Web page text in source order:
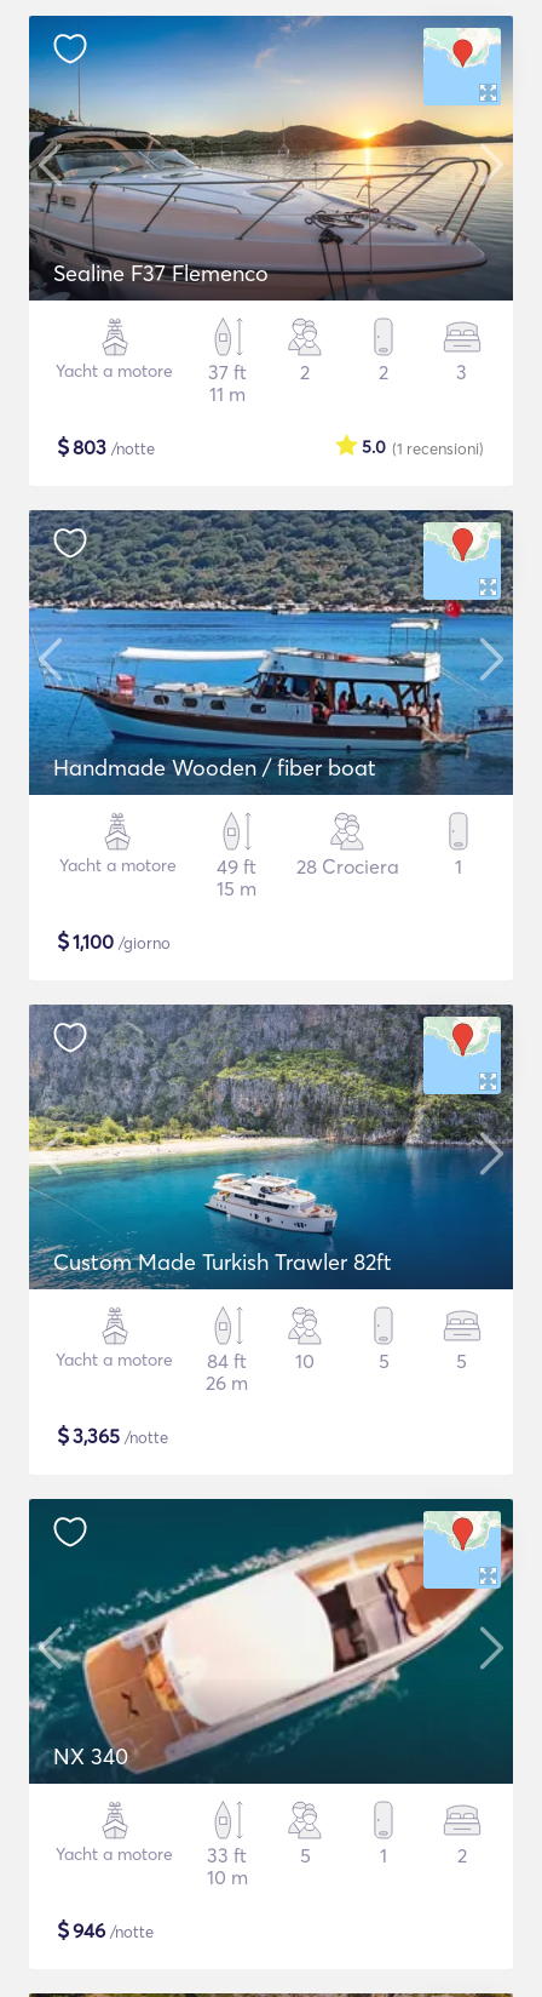
Sealine F37 Flemenco
Yacht a motore
37 ft
11 m
2 2 3
$803 /notte (1 recensioni)
5.0
Handmade Wooden / fiber boat
Yacht a motore
49 ft
15 m
28 Crociera 1
$1,100 /giorno
Custom Made Turkish Trawler 82ft
Yacht a motore
84 ft
26 m
10 5 5
$3,365 /notte
NX 340
Yacht a motore
33 ft
10 m
5 1 2
$946 /notte